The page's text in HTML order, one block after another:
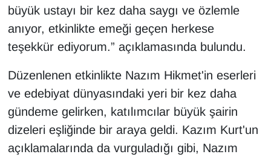
büyük ustayı bir kez daha saygı ve özlemle
anıyor, etkinlikte emeği geçen herkese
teşekkür ediyorum.” açıklamasında bulundu.
Düzenlenen etkinlikte Nazım Hikmet'in eserleri
ve edebiyat dünyasındaki yeri bir kez daha
gündeme gelirken, katılımcılar büyük şairin
dizeleri eşliğinde bir araya geldi. Kazım Kurt'un
açıklamalarında da vurguladığı gibi, Nazım